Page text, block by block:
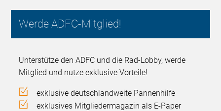
Werde ADFC-Mitglied!
Unterstütze den ADFC und die Rad-Lobby, werde
Mitglied und nutze exklusive Vorteile!
exklusive deutschlandweite Pannenhilfe
exklusives Mitgliedermagazin als E-Paper